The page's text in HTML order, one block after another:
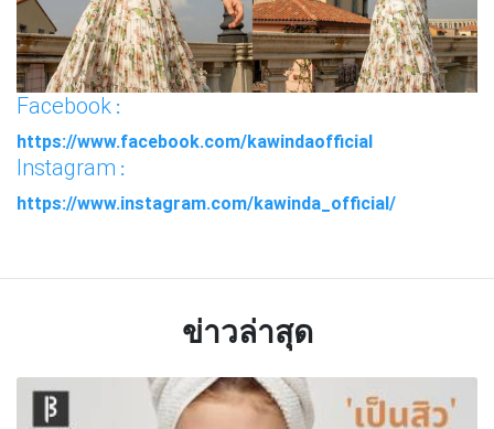
Facebook :
https://www.facebook.com/kawindaofficial
Instagram :
https://www.instagram.com/kawinda_official/
ข่าวล่าสุด